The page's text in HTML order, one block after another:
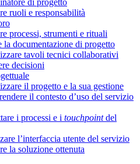
di progetto
ruoli e responsabilità
processi, strumenti e rituali
la documentazione di progetto
tavoli tecnici collaborativi
decisioni
il progetto e la sua gestione
il contesto d’uso del servizio
i processi e i touchpointdel
l’interfaccia utente del servizio
la soluzione ottenuta